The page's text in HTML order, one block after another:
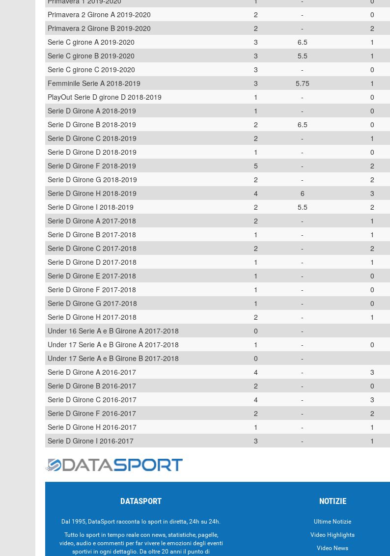
Primavera 2 Girone A 2019-2020
2 - 0
Primavera 2 Girone B 2019-2020
2 - 2
Serie C girone A 2019-2020
3 6.5 1
Serie C girone B 2019-2020
3 5.5 1
Serie C girone C 2019-2020
3 - 0
Femminile Serie A 2018-2019
3 5.75 1
PlayOut Serie D girone D 2018-2019
1 - 0
Serie D Girone A 2018-2019
1 - 0
Serie D Girone B 2018-2019
2 6.5 0
Serie D Girone C 2018-2019
2 - 1
Serie D Girone D 2018-2019
1 - 0
Serie D Girone F 2018-2019
5 - 2
Serie D Girone G 2018-2019
2 - 2
Serie D Girone H 2018-2019
4 6 3
Serie D Girone I 2018-2019
2 5.5 2
Serie D Girone A 2017-2018
2 - 1
Serie D Girone B 2017-2018
1 - 1
Serie D Girone C 2017-2018
2 - 2
Serie D Girone D 2017-2018
1 - 1
Serie D Girone E 2017-2018
1 - 0
Serie D Girone F 2017-2018
1 - 0
Serie D Girone G 2017-2018
1 - 0
Serie D Girone H 2017-2018
2 - 1
Under 16 Serie A e B Girone A 2017-2018
0
-
Under 17 Serie A e B Girone A 2017-2018
1 - 0
Under 17 Serie A e B Girone B 2017-2018
0
-
Serie D Girone A 2016-2017
4 - 3
Serie D Girone B 2016-2017
2 - 0
Serie D Girone C 2016-2017
4 - 3
Serie D Girone F 2016-2017
2 - 2
Serie D Girone H 2016-2017
1 - 1
Serie D Girone I 2016-2017
3 - 1
DATASPORT
Dal 1995, DataSport racconta lo sport in diretta, 24h su 24h.
Tutto lo sport in tempo reale con news, statistiche, pagelle,
video, audio e commenti per far vivere le emozioni degli eventi
sportivi in ogni dettaglio. Da oltre 20 anni il punto di
NOTIZIE
Ultime Notizie
Video Highlights
Video News